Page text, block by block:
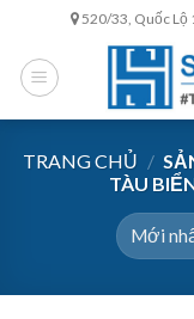
content
520/33, Quốc Lộ
TRANG CHỦ /
TÀU